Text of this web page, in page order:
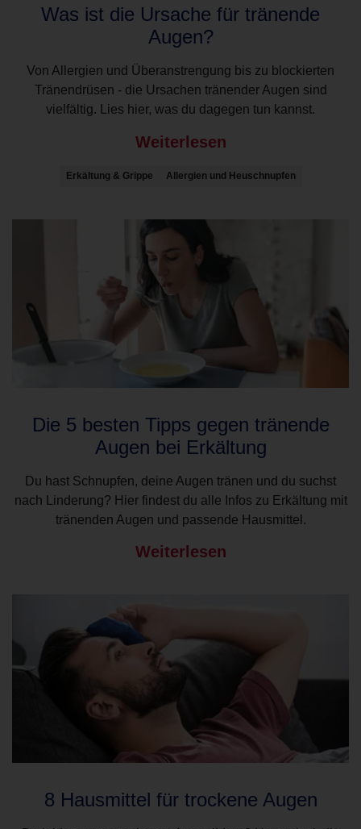
Was ist die Ursache für tränende
Augen?
Von Allergien und Überanstrengung bis zu blockierten
Tränendrüsen - die Ursachen tränender Augen sind
vielfältig. Lies hier, was du dagegen tun kannst.
Weiterlesen
Erkältung & Grippe Allergien und Heuschnupfen
Die 5 besten Tipps gegen tränende
Augen bei Erkältung
Du hast Schnupfen, deine Augen tränen und du suchst
nach Linderung? Hier findest du alle Infos zu Erkältung mit
tränenden Augen und passende Hausmittel.
Weiterlesen
8 Hausmittel für trockene Augen